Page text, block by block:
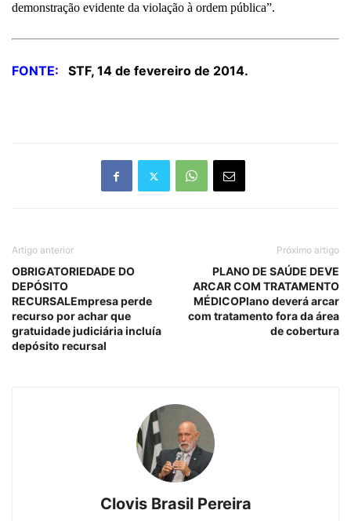
demonstração evidente da violação à ordem pública”.
FONTE: STF, 14 de fevereiro de 2014.
Artigo anterior
OBRIGATORIEDADE DO
DEPÓSITO
RECURSALEmpresa perde
recurso por achar que
gratuidade judiciária incluía
depósito recursal
Próximo artigo
PLANO DE SAÚDE DEVE
ARCAR COM TRATAMENTO
MÉDICOPlano deverá arcar
com tratamento fora da área
de cobertura
Clovis Brasil Pereira